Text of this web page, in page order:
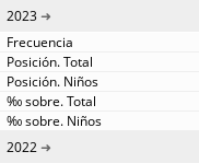
2023
2022